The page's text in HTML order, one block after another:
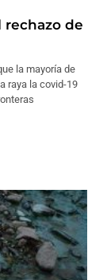
rechazo de
la mayoría de
raya la covid-19